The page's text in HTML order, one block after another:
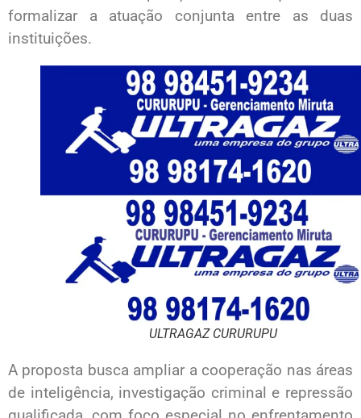
formalizar a atuação conjunta entre as duas
instituições.
ULTRAGAZ CURURUPU
A proposta busca ampliar a cooperação nas áreas
de inteligência, investigação criminal e repressão